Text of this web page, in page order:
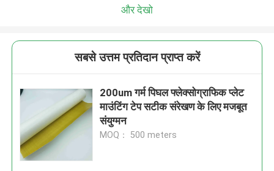
और देखो
सबसे उत्तम प्रतिदान प्राप्त करें
200um गर्म पिघल फ्लेक्सोग्राफिक प्लेट
माउंटिंग टेप सटीक संरेखण के लिए मजबूत
संयुग्मन
MOQ： 500 meters